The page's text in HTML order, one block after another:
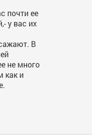
почти ее
у вас их
В
не много
как и